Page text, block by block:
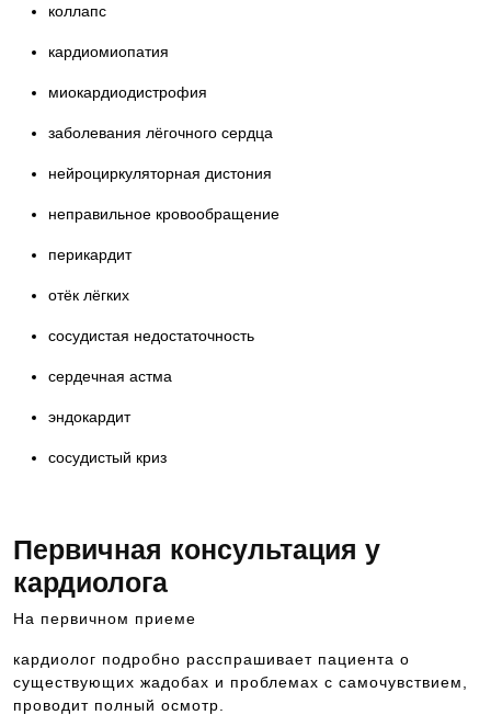
коллапс
кардиомиопатия
миокардиодистрофия
заболевания лёгочного сердца
нейроциркуляторная дистония
неправильное кровообращение
перикардит
отёк лёгких
сосудистая недостаточность
сердечная астма
эндокардит
сосудистый криз
Первичная консультация у
кардиолога
На первичном приеме
кардиолог подробно расспрашивает пациента о
существующих жадобах и проблемах с самочувствием,
проводит полный осмотр.